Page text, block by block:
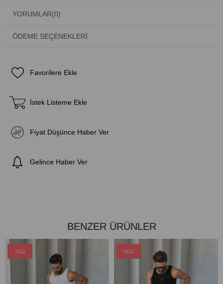
YORUMLAR(0)
ÖDEME SEÇENEKLERI
Favorilere Ekle
İstek Listeme Ekle
Fiyat Düşünce Haber Ver
Gelince Haber Ver
BENZER ÜRÜNLER
%12 %12